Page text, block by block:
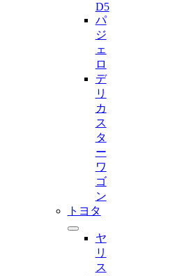
D5
パ
ジ
ェ
ロ
デ
リ
カ
ス
タ
ー
ワ
ゴ
ン
トヨタ
ヤ
リ
ス